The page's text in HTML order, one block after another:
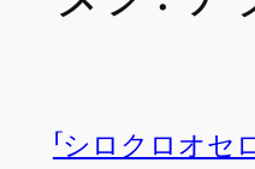
「シロクロオセ